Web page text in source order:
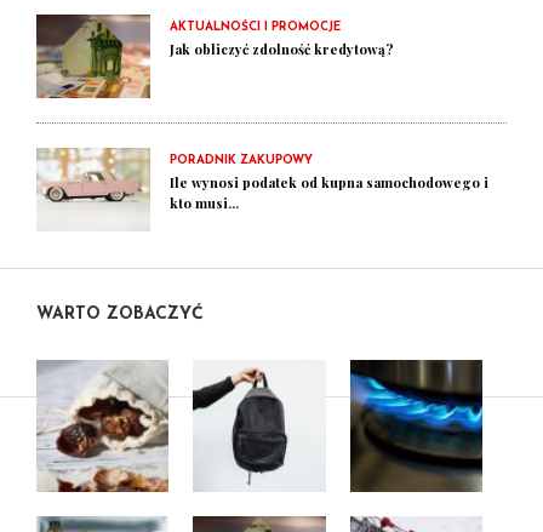
AKTUALNOŚCI I PROMOCJE
Jak obliczyć zdolność kredytową?
PORADNIK ZAKUPOWY
Ile wynosi podatek od kupna samochodowego i
kto musi...
WARTO ZOBACZYĆ